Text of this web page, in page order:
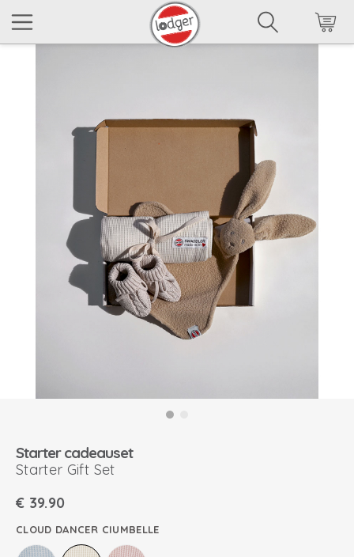
Starter cadeauset
Starter Gift Set
€ 39.90
CLOUD DANCER CIUMBELLE